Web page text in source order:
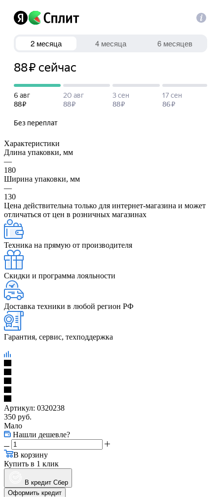
Характеристики
Длина упаковки, мм
—
180
Ширина упаковки, мм
—
130
Цена действительна только для интернет-магазина и может
отличаться от цен в розничных магазинах
Техника на прямую от производителя
Скидки и программа лояльности
Доставка техники в любой регион РФ
Гарантия, сервис, техподдержка
Артикул: 0320238
350 руб.
Мало
Нашли дешевле?
В корзину
Купить в 1 клик
В кредит Сбер
Оформить кредит